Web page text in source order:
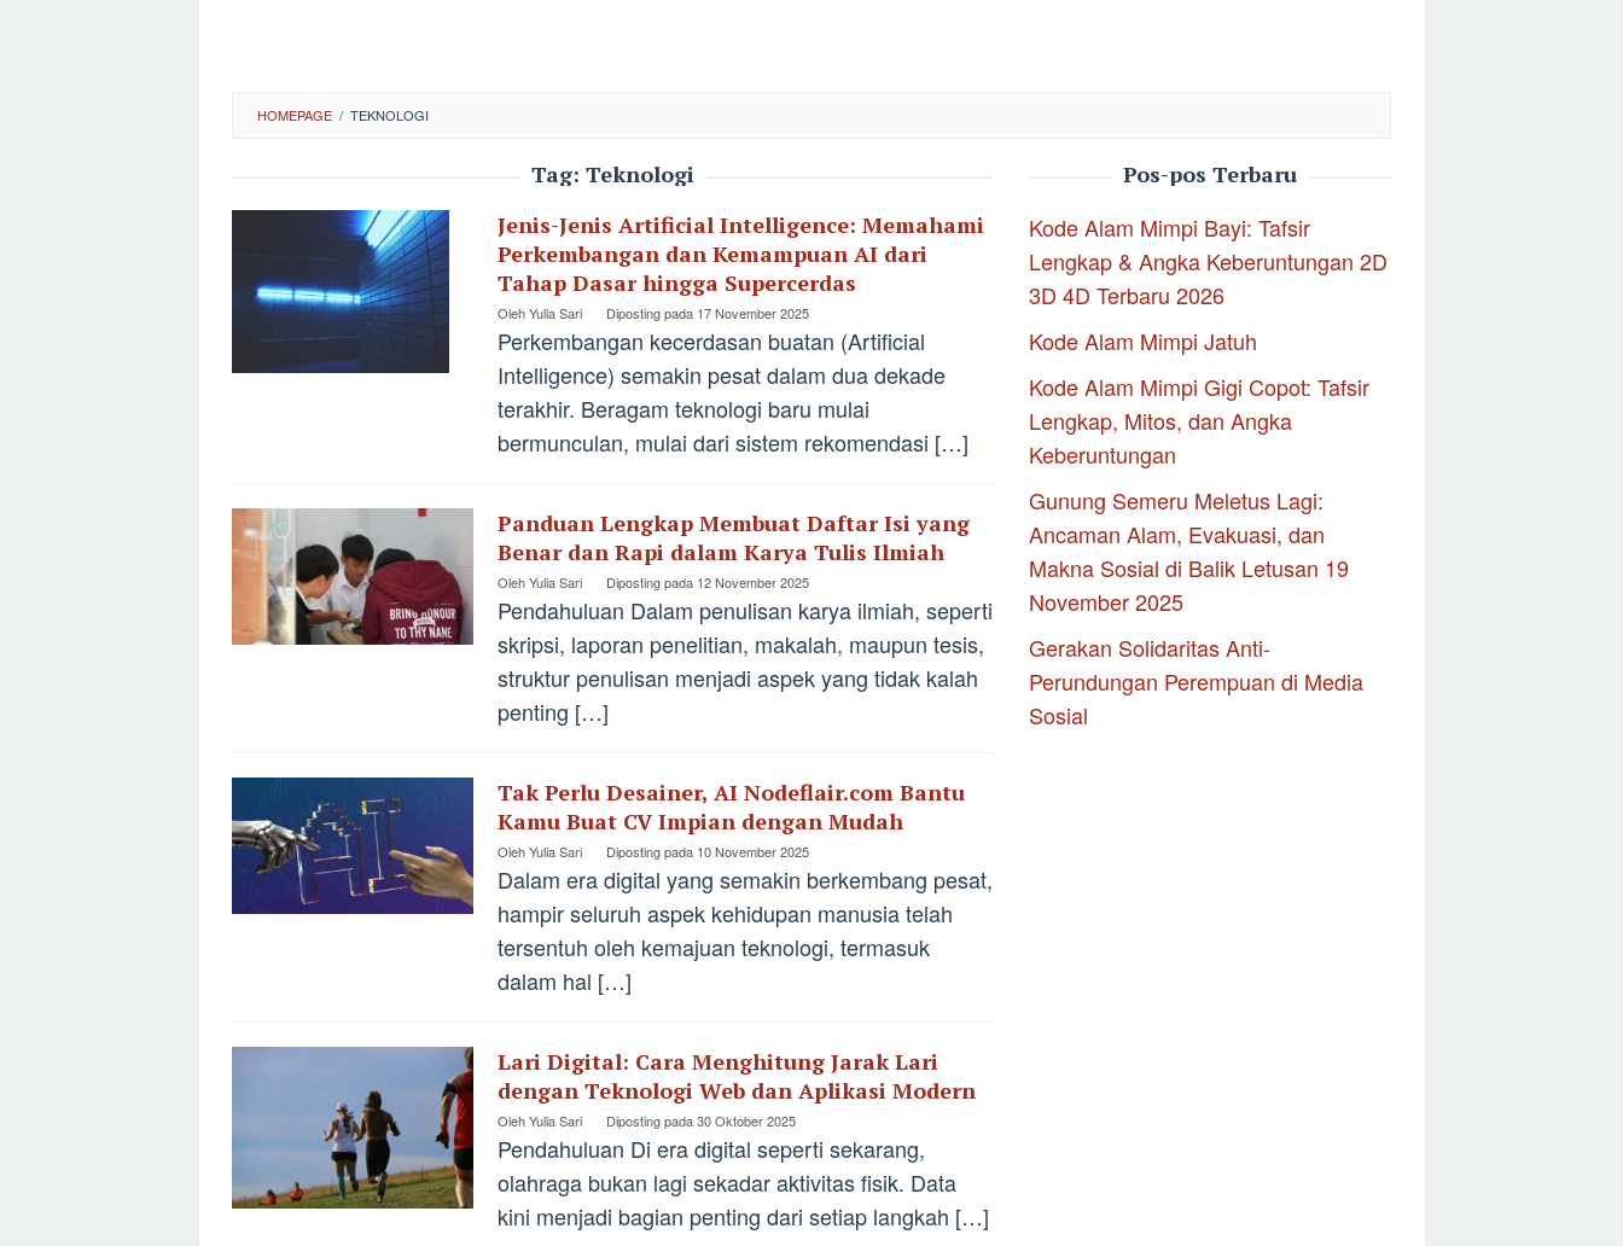
HOMEPAGE / TEKNOLOGI
Tag: Teknologi
Jenis-Jenis Artificial Intelligence: Memahami
Perkembangan dan Kemampuan AI dari
Tahap Dasar hingga Supercerdas
OlehYulia Sari Diposting pada 17 November 2025
Perkembangan kecerdasan buatan (Artificial
Intelligence) semakin pesat dalam dua dekade
terakhir. Beragam teknologi baru mulai
bermunculan, mulai dari sistem rekomendasi […]
Panduan Lengkap Membuat Daftar Isi yang
Benar dan Rapi dalam Karya Tulis Ilmiah
OlehYulia Sari Diposting pada 12 November 2025
Pendahuluan Dalam penulisan karya ilmiah, seperti
skripsi, laporan penelitian, makalah, maupun tesis,
struktur penulisan menjadi aspek yang tidak kalah
penting […]
Tak Perlu Desainer, AI Nodeflair.com Bantu
Kamu Buat CV Impian dengan Mudah
OlehYulia Sari Diposting pada 10 November 2025
Dalam era digital yang semakin berkembang pesat,
hampir seluruh aspek kehidupan manusia telah
tersentuh oleh kemajuan teknologi, termasuk
dalam hal […]
Lari Digital: Cara Menghitung Jarak Lari
dengan Teknologi Web dan Aplikasi Modern
OlehYulia Sari Diposting pada30 Oktober 2025
Pendahuluan Di era digital seperti sekarang,
olahraga bukan lagi sekadar aktivitas fisik. Data
kini menjadi bagian penting dari setiap langkah […]
Pos-pos Terbaru
Kode Alam Mimpi Bayi: Tafsir
Lengkap & Angka Keberuntungan 2D
3D 4D Terbaru 2026
Kode Alam Mimpi Jatuh
Kode Alam Mimpi Gigi Copot: Tafsir
Lengkap, Mitos, dan Angka
Keberuntungan
Gunung Semeru Meletus Lagi:
Ancaman Alam, Evakuasi, dan
Makna Sosial di Balik Letusan 19
November 2025
Gerakan Solidaritas Anti-
Perundungan Perempuan di Media
Sosial